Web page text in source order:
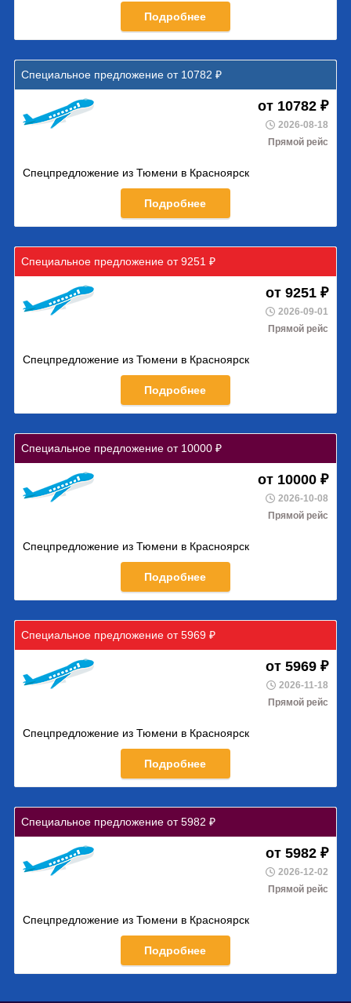
Подробнее
Специальное предложение от 10782 ₽
от 10782 ₽
2026-08-18
Прямой рейс
Спецпредложение из Тюмени в Красноярск
Подробнее
Специальное предложение от 9251 ₽
от 9251 ₽
2026-09-01
Прямой рейс
Спецпредложение из Тюмени в Красноярск
Подробнее
Специальное предложение от 10000 ₽
от 10000 ₽
2026-10-08
Прямой рейс
Спецпредложение из Тюмени в Красноярск
Подробнее
Специальное предложение от 5969 ₽
от 5969 ₽
2026-11-18
Прямой рейс
Спецпредложение из Тюмени в Красноярск
Подробнее
Специальное предложение от 5982 ₽
от 5982 ₽
2026-12-02
Прямой рейс
Спецпредложение из Тюмени в Красноярск
Подробнее